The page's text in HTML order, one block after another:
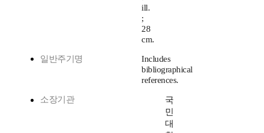
ill.
;
28
cm.
일반주기명
Includes
bibliographical
references.
소장기관
국
민
대